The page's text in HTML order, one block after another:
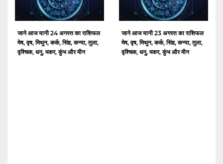
जाने आज यानी 24 अगस्त का राशिफल
मेष, वृष, मिथुन, कर्क, सिंह, कन्या, तुला,
वृश्चिक, धनु, मकर, कुंभ और मीन
जाने आज यानी 23 अगस्त का राशिफल
मेष, वृष, मिथुन, कर्क, सिंह, कन्या, तुला,
वृश्चिक, धनु, मकर, कुंभ और मीन